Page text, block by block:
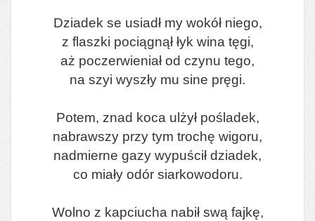
Dziadek se usiadł my wokół niego,
z flaszki pociągnął łyk wina tęgi,
aż poczerwieniał od czynu tego,
na szyi wyszły mu sine pręgi.
Potem, znad koca ulżył pośladek,
nabrawszy przy tym trochę wigoru,
nadmierne gazy wypuścił dziadek,
co miały odór siarkowodoru.
Wolno z kapciucha nabił swą fajkę,